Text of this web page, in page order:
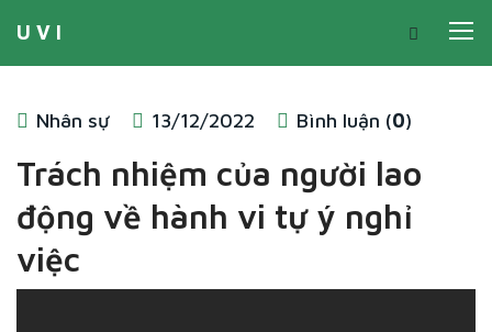
U V I
Nhân sự 13/12/2022 Bình luận (0)
Trách nhiệm của người lao
động về hành vi tự ý nghỉ
việc